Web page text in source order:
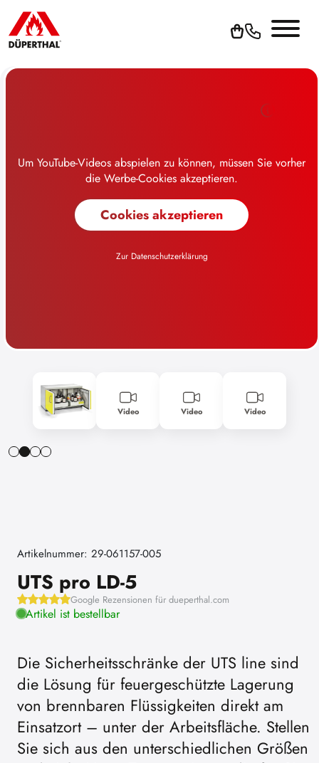
Um YouTube-Videos abspielen zu können, müssen Sie vorher
die Werbe-Cookies akzeptieren.
Cookies akzeptieren
Zur Datenschutzerklärung
Video Video Video
Artikelnummer: 29-061157-005
UTS pro LD-5
Google Rezensionen für dueperthal.com
Artikel ist bestellbar
Die Sicherheitsschränke der UTS line sind
die Lösung für feuergeschützte Lagerung
von brennbaren Flüssigkeiten direkt am
Einsatzort – unter der Arbeitsfläche. Stellen
Sie sich aus den unterschiedlichen Größen